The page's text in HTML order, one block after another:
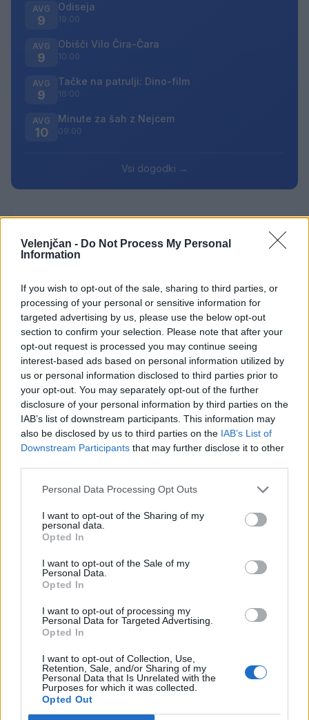
Velenjčan - Do Not Process My Personal
Information
If you wish to opt-out of the sale, sharing to third parties, or
processing of your personal or sensitive information for
targeted advertising by us, please use the below opt-out
section to confirm your selection. Please note that after your
opt-out request is processed you may continue seeing
interest-based ads based on personal information utilized by
us or personal information disclosed to third parties prior to
your opt-out. You may separately opt-out of the further
disclosure of your personal information by third parties on the
IAB’s list of downstream participants. This information may
also be disclosed by us to third parties on the IAB’s List of
Downstream Participants that may further disclose it to other
Personal Data Processing Opt Outs
I want to opt-out of the Sharing of my
personal data.
Opted In
I want to opt-out of the Sale of my
Personal Data.
Opted In
I want to opt-out of processing my
Personal Data for Targeted Advertising.
Opted In
I want to opt-out of Collection, Use,
Retention, Sale, and/or Sharing of my
Personal Data that Is Unrelated with the
Purposes for which it was collected.
Opted Out
AVG
9
Odiseja
19:00
AVG
9
Obišči Vilo Čira-Čara
10:00
AVG
9
Tačke na patrulji: Dino-film
16:00
AVG
10
Minute za šah z Nejcem
09:00
Vsi dogodki →
1
Pretep v gostinskem lokalu v Velenju: 46-letnik
2
(VIDEO) "Mislil sem, da je konec": Lastnik
velenjske picerije o padcu s padalom na
Hrvaškem
3
Dopustniška drama: Policija pričakala letalo s
Korošico po pristanku
4
Na Šaleški cesti v Velenju občanka poškodovala
tri vozila
5
Prijava pogrešanja razkrila tragedijo: V hiši našli
mrtvega 76-letnika
Osmrtnice
Branko Golob
Roman Skale
Družba Utrinki Turizem Kronika
Kultura
Šport
Gospodarstvo